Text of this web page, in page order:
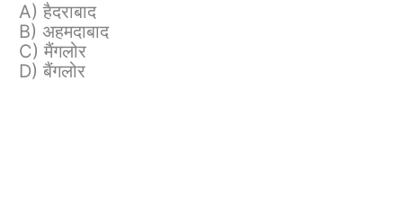
A) हैदराबाद
B) अहमदाबाद
C) मैंगलोर
D) बैंगलोर